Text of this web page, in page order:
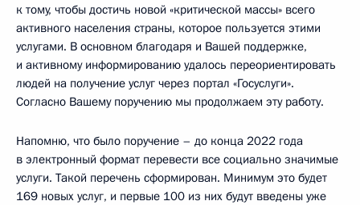
к тому, чтобы достичь новой «критической массы» всего
активного населения страны, которое пользуется этими
услугами. В основном благодаря и Вашей поддержке,
и активному информированию удалось переориентировать
людей на получение услуг через портал «Госуслуги».
Согласно Вашему поручению мы продолжаем эту работу.
Напомню, что было поручение – до конца 2022 года
в электронный формат перевести все социально значимые
услуги. Такой перечень сформирован. Минимум это будет
169 новых услуг, и первые 100 из них будут введены уже